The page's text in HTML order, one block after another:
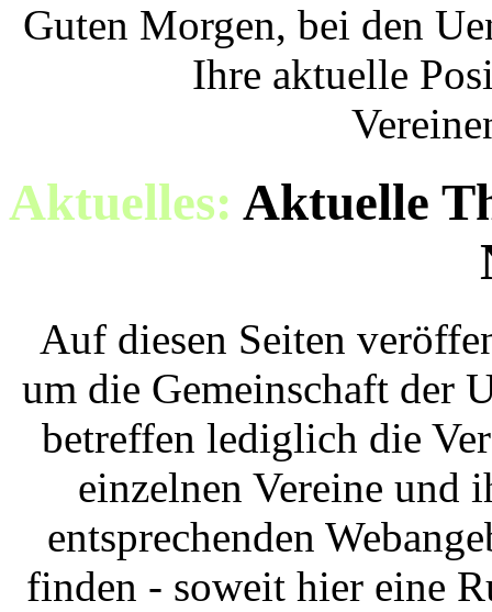
Guten Morgen, bei den
Ihre aktuelle
Aktuelles: Aktuelle
Auf diesen Seiten
um die Gemeinschaft der
betreffen lediglich die
einzelnen Vereine und
entsprechenden
finden - soweit hier eine